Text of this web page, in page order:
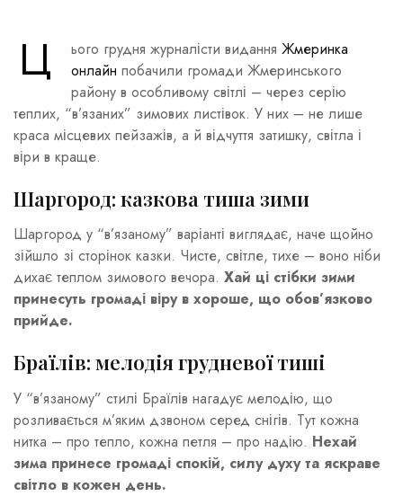
Ц ього грудня журналісти видання Жмеринка
онлайн побачили громади Жмеринського
району в особливому світлі – через серію
теплих, “в’язаних” зимових листівок. У них – не лише
краса місцевих пейзажів, а й відчуття затишку, світла і
віри в краще.
Шаргород: казкова тиша зими
Шаргород у “в’язаному” варіанті виглядає, наче щойно
зійшло зі сторінок казки. Чисте, світле, тихе – воно ніби
дихає теплом зимового вечора. Хай ці стібки зими
принесуть громаді віру в хороше, що обов’язково
прийде.
Браїлів: мелодія грудневої тиші
У “в’язаному” стилі Браїлів нагадує мелодію, що
розливається м’яким дзвоном серед снігів. Тут кожна
нитка – про тепло, кожна петля – про надію. Нехай
зима принесе громаді спокій, силу духу та яскраве
світло в кожен день.